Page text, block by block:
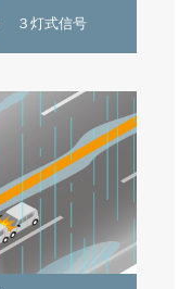
３灯式信号